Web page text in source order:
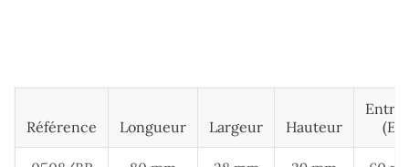
Référence Longueur Largeur Hauteur
(E)